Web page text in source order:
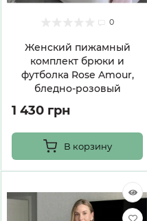
0
Женский пижамный
комплект брюки и
футболка Rose Amour,
бледно-розовый
1 430 грн
В корзину